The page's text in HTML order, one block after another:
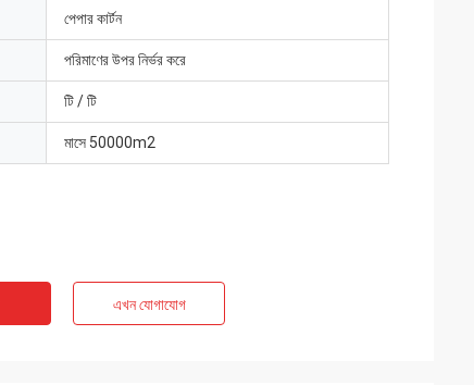
পেপার কার্টন
পরিমাণের উপর নির্ভর করে
টি / টি
মাসে 50000m2
এখন যোগাযোগ